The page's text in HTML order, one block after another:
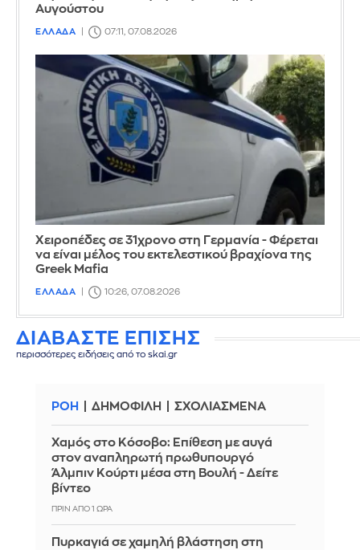
Αυγούστου
ΕΛΛΑΔΑ 07:11, 07.08.2026
Χειροπέδες σε 31χρονο στη Γερμανία - Φέρεται
να είναι μέλος του εκτελεστικού βραχίονα της
Greek Mafia
ΕΛΛΑΔΑ 10:26, 07.08.2026
ΔΙΑΒΑΣΤΕ ΕΠΙΣΗΣ
περισσότερες ειδήσεις από το skai.gr
ΡΟΗ ΔΗΜΟΦΙΛΗ ΣΧΟΛΙΑΣΜΕΝΑ
Χαμός στο Κόσοβο: Επίθεση με αυγά
στον αναπληρωτή πρωθυπουργό
Άλμπιν Κούρτι μέσα στη Βουλή - Δείτε
βίντεο
ΠΡΙΝ ΑΠΌ 1 ΏΡΑ
Πυρκαγιά σε χαμηλή βλάστηση στη